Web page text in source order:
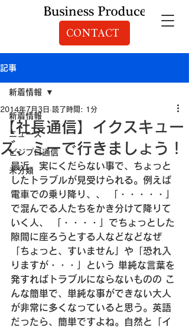
CONTACT
記事
新着情報
ニュース
ビジプロ通信
未分類
新着情報
【社長通信】イクスキュー
ズ、ミーで行きましょう！
2014年7月3日 読了時間: 1分
最近、実にくだらない事で、ちょっと
したトラブルが見受けられる。 例えば
電車での乗り降り、、
「・・・・・」
で混んでる人たちをかき分けて降りて
いく人、
「・・・・」でちょっとした
隙間に座ろうとする人などなどなぜ
「ちょっと、すいません」や「恐れ入
りますが・・・」という
単純な言葉を
発すればトラブルにならないものの こ
んな簡単で、単純な事ができない大人
が非常に多くなっていると思う。 英語
だったら、簡単ですよね。自然と「イ